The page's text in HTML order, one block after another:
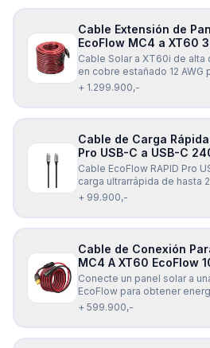
Cable Extensión de
EcoFlow MC4 a XT60
Cable Solar a XT60i de
en cobre estañado 12 AWG
de energía y transmisión
temperaturas, y ofrece una
+ 1.299.900,-
Cable de Carga Rápida
Pro USB-C a USB-C
Cable EcoFlow RAPID Pro
carga ultrarrápida de hasta
portátiles, celulares, tablets
de dispositivos USB-C.
+ 99.900,-
Cable de Conexión
MC4 A XT60 EcoFlow
Conecte un panel solar a
EcoFlow para obtener
confiable dondequiera que
de carga EcoFlow Solar a
+ 599.900,-